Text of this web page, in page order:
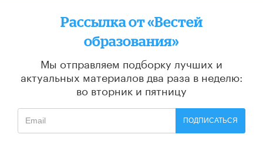
Рассылка от «Вестей
образования»
Мы отправляем подборку лучших и
актуальных материалов два раза в неделю:
во вторник и пятницу
ПОДПИСАТЬСЯ